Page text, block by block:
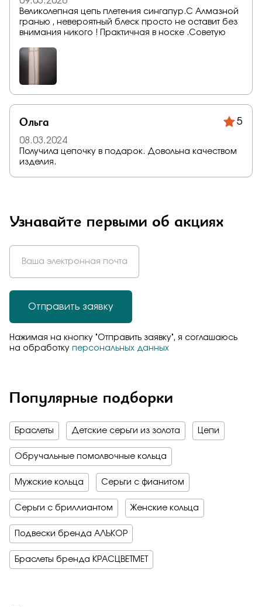
Великолепная цепь плетения сингапур.С Алмазной
гранью , невероятный блеск просто не оставит без
внимания никого ! Практичная в носке .Советую
Ольга 5
08.03.2024
Получила цепочку в подарок. Довольна качеством
изделия.
Узнавайте первыми об акциях
Отправить заявку
Нажимая на кнопку "Отправить заявку", я соглашаюсь
на обработку персональных данных
Популярные подборки
Браслеты Детские серьги из золота Цепи
Обручальные помолвочные кольца
Мужские кольца Серьги с фианитом
Серьги с бриллиантом Женские кольца
Подвески бренда АЛЬКОР
Браслеты бренда КРАСЦВЕТМЕТ